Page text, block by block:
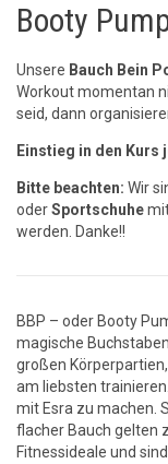
Booty
Unsere Bauch Bein
Workout momentan
seid, dann
Einstieg in den
Bitte beachten: Wir
oderSportschuhe
werden. Danke!!
BBP – oder Booty
magische
großen
am liebsten
mit Esra zu machen.
flacher Bauch gelten
Fitnessideale und